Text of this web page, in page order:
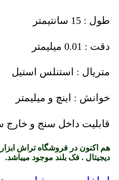
طول : 15 سانتیمتر
دقت : 0.01 میلیمتر
متریال : استنلس استیل
خوانش : اینچ و میلیمتر
قابلیت داخل سنج و خارج
هم اکنون در فروشگاه تراش
دیجیتال . فک بلند موجود میباشد.